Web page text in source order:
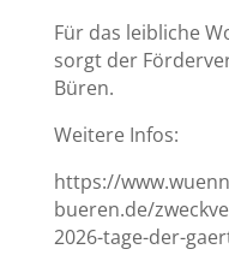
Für das leibliche
sorgt der
Büren.
Weitere Infos:
https://
bueren.de/
2026-tage-der-